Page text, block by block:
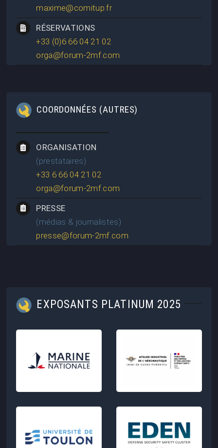
maxime@comitup.fr
RÉSERVATIONS
+33 (0)6 66 04 21 02
orga@forum-2mf.com
COORDONNÉES (AUTRES)
ORGANISATION
(prestataires)
+33 6 66 04 21 02
orga@forum-2mf.com
PRESSE
(médias & journalistes)
presse@forum-2mf.com
EXPOSANTS PLATINUM 2025